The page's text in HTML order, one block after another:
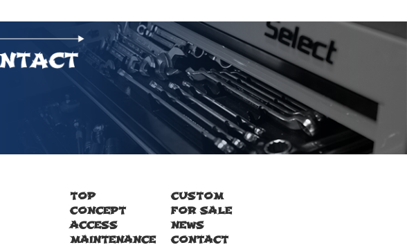
TOP
CONCEPT
MAINTENANCE
CUSTOM
FOR SALE
ACCESS
NEWS
CONTACT